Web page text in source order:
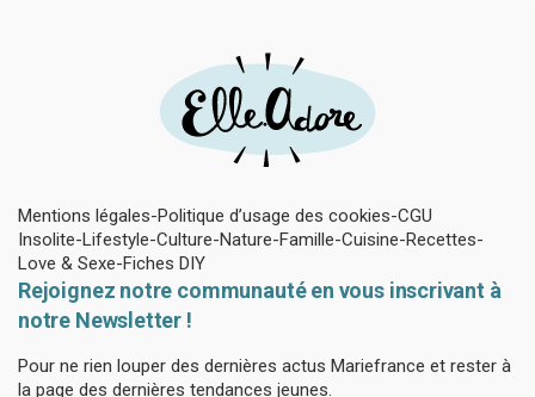
Mentions légales Politique d’usage des cookies CGU
Insolite Lifestyle Culture Nature Famille Cuisine Recettes
Love & Sexe Fiches DIY
Rejoignez notre communauté en vous inscrivant à
notre Newsletter !
Pour ne rien louper des dernières actus Mariefrance et rester à
la page des dernières tendances jeunes.